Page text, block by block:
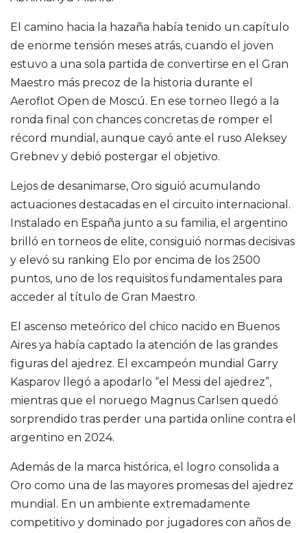
El camino hacia la hazaña había tenido un capítulo
de enorme tensión meses atrás, cuando el joven
estuvo a una sola partida de convertirse en el Gran
Maestro más precoz de la historia durante el
Aeroflot Open de Moscú. En ese torneo llegó a la
ronda final con chances concretas de romper el
récord mundial, aunque cayó ante el ruso Aleksey
Grebnev y debió postergar el objetivo.
Lejos de desanimarse, Oro siguió acumulando
actuaciones destacadas en el circuito internacional.
Instalado en España junto a su familia, el argentino
brilló en torneos de elite, consiguió normas decisivas
y elevó su ranking Elo por encima de los 2500
puntos, uno de los requisitos fundamentales para
acceder al título de Gran Maestro.
El ascenso meteórico del chico nacido en Buenos
Aires ya había captado la atención de las grandes
figuras del ajedrez. El excampeón mundial Garry
Kasparov llegó a apodarlo “el Messi del ajedrez”,
mientras que el noruego Magnus Carlsen quedó
sorprendido tras perder una partida online contra el
argentino en 2024.
Además de la marca histórica, el logro consolida a
Oro como una de las mayores promesas del ajedrez
mundial. En un ambiente extremadamente
competitivo y dominado por jugadores con años de